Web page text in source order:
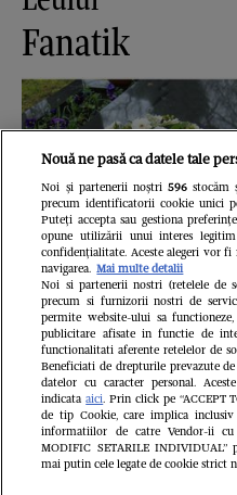
Fanatik
”De ce nu m-a
mine?”. Mitică
Nouă ne pasă ca datele tale
Noi și partenerii noștri 596stocăm
precum identificatorii cookie unici
Puteți accepta sau gestiona
opune utilizării unui interes
confidențialitate. Aceste alegeri vor
navigarea. Mai multe detalii
Noi si partenerii nostri (retelele de
precum si furnizorii nostri de
permite website-ului sa
publicitare afisate in functie de
functionalitati aferente retelelor de
Beneficiati de drepturile prevazute
datelor cu caracter personal.
indicataaici. Prin click pe “ACCEPT
de tip Cookie, care implica inclusiv
informatiilor de catre Vendor-ii
MODIFIC SETARILE
mai putin cele legate de cookie strict